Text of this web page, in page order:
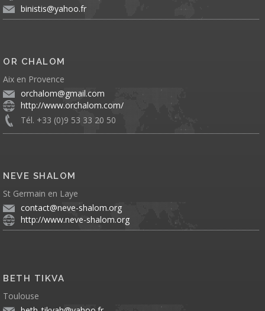
binistis@yahoo.fr
OR CHALOM
Aix en Provence
orchalom@gmail.com
http://www.orchalom.com/
Tél. +33 (0)9 53 33 20 50
NEVE SHALOM
St Germain en Laye
contact@neve-shalom.org
http://www.neve-shalom.org
BETH TIKVA
Toulouse